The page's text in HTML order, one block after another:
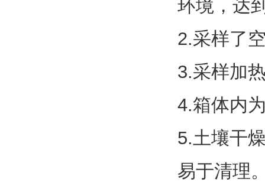
环境，达
2.采样了
3.采样加
4.箱体内
5.土壤干
易于清理